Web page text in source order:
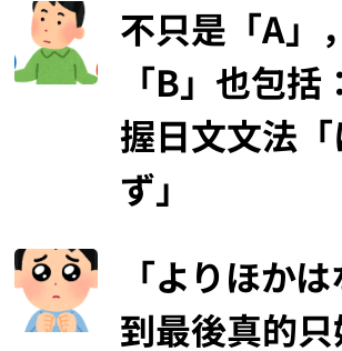
不只是「A」
「B」也包
握日文文法
ず」
「よりほか
到最後真的